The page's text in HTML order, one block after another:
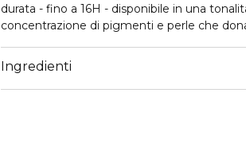
durata - fino a 16H - disponibile in una
concentrazione di pigmenti e perle che
LA FORMULA
La formula di Devotion Illuminating Face
Ingredienti